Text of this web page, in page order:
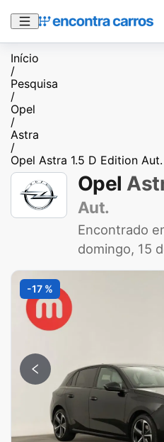
Início
/
Pesquisa
/
Opel
/
Astra
/
Opel Astra 1.5 D Edition Aut.
Opel
Aut.
Encontrado
domingo, 15
-17 %